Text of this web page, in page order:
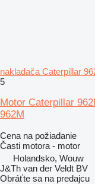
nakladača Caterpillar
5
Motor Caterpillar
962M
Cena na požiadanie
Časti motora - motor
Holandsko, Wouw
J&Th van der Veldt BV
Obráťte sa na predajcu